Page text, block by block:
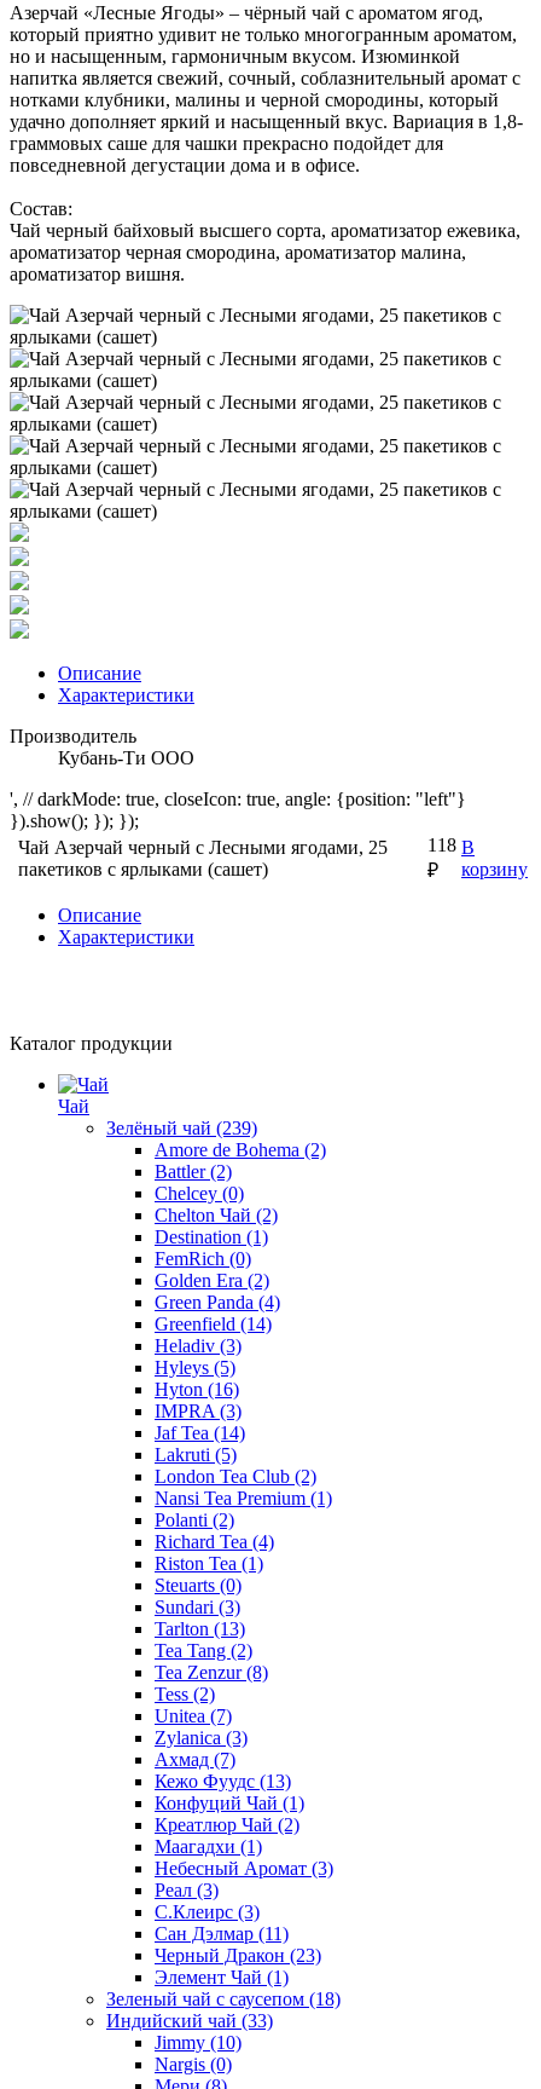
Азерчай «Лесные Ягоды» – чёрный чай с ароматом ягод,
который приятно удивит не только многогранным ароматом,
но и насыщенным, гармоничным вкусом. Изюминкой
напитка является свежий, сочный, соблазнительный аромат с
нотками клубники, малины и черной смородины, который
удачно дополняет яркий и насыщенный вкус. Вариация в 1,8-
граммовых саше для чашки прекрасно подойдет для
повседневной дегустации дома и в офисе.
Состав:
Чай черный байховый высшего сорта, ароматизатор ежевика,
ароматизатор черная смородина, ароматизатор малина,
ароматизатор вишня.
Описание
Характеристики
Производитель
Кубань-Ти ООО
', // darkMode: true, closeIcon: true, angle: {position: "left"}
}).show(); }); });
Чай Азерчай черный с Лесными ягодами, 25
пакетиков с ярлыками (сашет)
118
₽
В
корзину
Описание
Характеристики
Каталог продукции
Чай
Зелёный чай (239)
Amore de Bohema (2)
Battler(2)
Chelcey (0)
Chelton Чай (2)
Destination (1)
FemRich (0)
Golden Era (2)
Green Panda (4)
Greenfield (14)
Heladiv (3)
Hyleys (5)
Hyton (16)
IMPRA (3)
Jaf Tea (14)
Lakruti (5)
London Tea Club (2)
Nansi Tea Premium (1)
Polanti (2)
Richard Tea (4)
Riston Tea (1)
Steuarts (0)
Sundari (3)
Tarlton (13)
Tea Tang (2)
Tea Zenzur(8)
Tess (2)
Unitea (7)
Zylanica (3)
Ахмад (7)
Кежо Фуудс (13)
Конфуций Чай (1)
Креатлюр Чай (2)
Маагадхи (1)
Небесный Аромат (3)
Реал (3)
С.Клеирс (3)
Сан Дэлмар (11)
Черный Дракон (23)
Элемент Чай (1)
Зеленый чай с саусепом (18)
Индийский чай (33)
Jimmy (10)
Nargis (0)